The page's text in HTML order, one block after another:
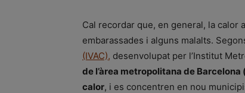
Cal recordar que, en general, la calor
embarassades i alguns malalts.
(IVAC), desenvolupat per l’Institut
de l’àrea metropolitana de Barcelona
calor, i es concentren en nou